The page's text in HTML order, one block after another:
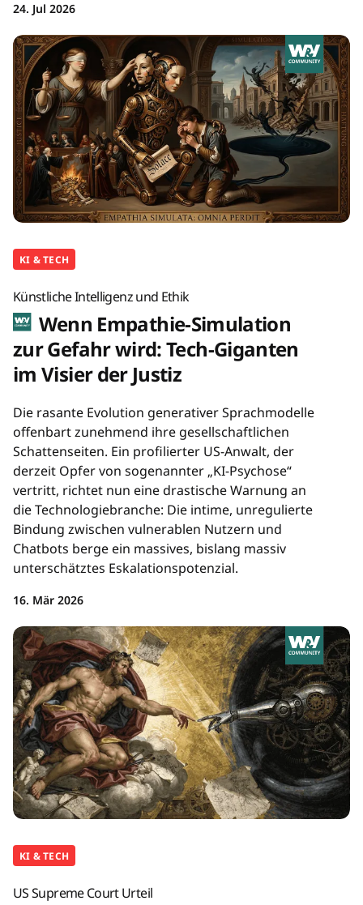
24. Jul 2026
KI & TECH
Künstliche Intelligenz und Ethik
Wenn Empathie-Simulation
zur Gefahr wird: Tech-Giganten
im Visier der Justiz
Die rasante Evolution generativer Sprachmodelle
offenbart zunehmend ihre gesellschaftlichen
Schattenseiten. Ein profilierter US-Anwalt, der
derzeit Opfer von sogenannter „KI-Psychose“
vertritt, richtet nun eine drastische Warnung an
die Technologiebranche: Die intime, unregulierte
Bindung zwischen vulnerablen Nutzern und
Chatbots berge ein massives, bislang massiv
unterschätztes Eskalationspotenzial.
16. Mär 2026
KI & TECH
US Supreme Court Urteil